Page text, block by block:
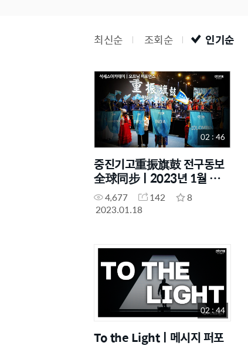
최신순 조회순 인기순
02 : 46
중진기고重振旗鼓 전구동보
全球同步ㅣ2023년 1월 오프
닝 퍼포먼스
4,677 142
8
2023.01.18
02 : 44
To the Lightㅣ메시지 퍼포